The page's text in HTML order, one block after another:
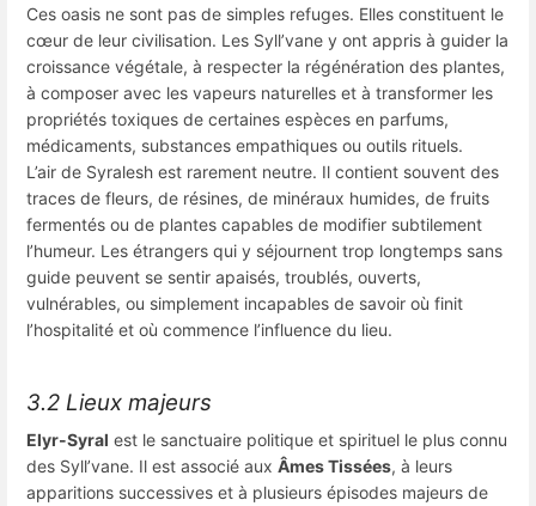
Ces oasis ne sont pas de simples refuges. Elles constituent le
cœur de leur civilisation. Les Syll’vane y ont appris à guider la
croissance végétale, à respecter la régénération des plantes,
à composer avec les vapeurs naturelles et à transformer les
propriétés toxiques de certaines espèces en parfums,
médicaments, substances empathiques ou outils rituels.
L’air de Syralesh est rarement neutre. Il contient souvent des
traces de fleurs, de résines, de minéraux humides, de fruits
fermentés ou de plantes capables de modifier subtilement
l’humeur. Les étrangers qui y séjournent trop longtemps sans
guide peuvent se sentir apaisés, troublés, ouverts,
vulnérables, ou simplement incapables de savoir où finit
l’hospitalité et où commence l’influence du lieu.
3.2 Lieux majeurs
Elyr-Syral est le sanctuaire politique et spirituel le plus connu
des Syll’vane. Il est associé aux Âmes Tissées, à leurs
apparitions successives et à plusieurs épisodes majeurs de